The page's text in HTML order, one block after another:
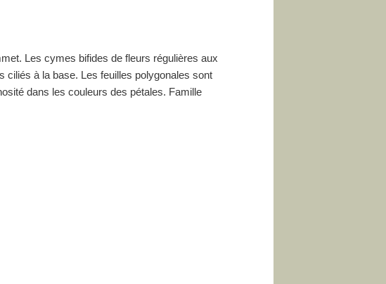
Les cymes bifides de fleurs régulières aux
ciliés à la base. Les feuilles polygonales sont
dans les couleurs des pétales. Famille